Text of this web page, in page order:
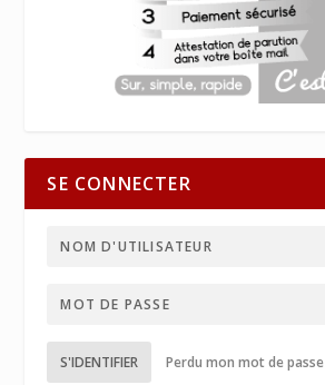
SE CONNECTER
S'IDENTIFIER Perdu mon mot de passe